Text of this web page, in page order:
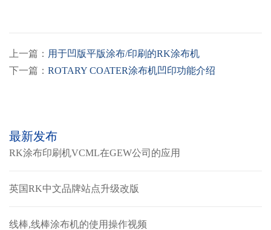
上一篇： 用于凹版平版涂布/印刷的RK涂布机
下一篇： ROTARY COATER涂布机凹印功能介绍
最新发布
RK涂布印刷机VCML在GEW公司的应用
英国RK中文品牌站点升级改版
线棒,线棒涂布机的使用操作视频